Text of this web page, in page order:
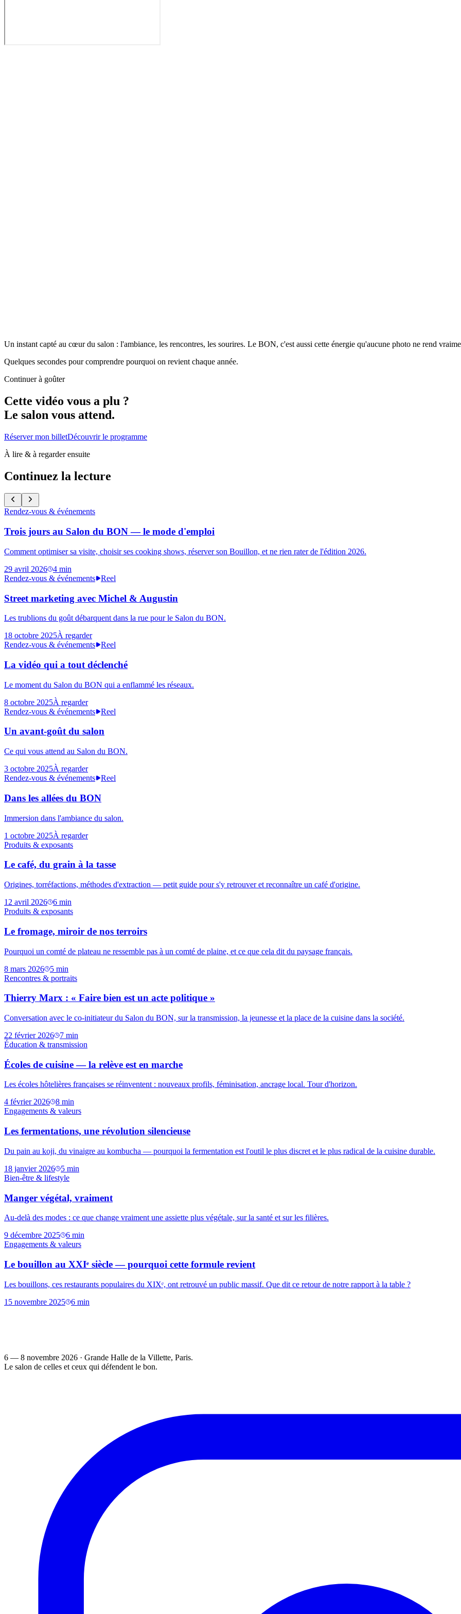
Un instant capté au cœur du salon : l'ambiance, les rencontres, les sourires. Le BON, c'est aussi cette énergie qu'aucune photo ne rend
Quelques secondes pour comprendre pourquoi on revient chaque année.
Continuer à goûter
Cette vidéo vous a plu ?
Le salon vous attend.
Réserver mon billetDécouvrir le programme
À lire & à regarder ensuite
Continuez la lecture
Rendez-vous & événements
Trois jours au Salon du BON — le mode d'emploi
Comment optimiser sa visite, choisir ses cooking shows, réserver son Bouillon, et ne rien rater de l'édition 2026.
29 avril 2026
4 min
Rendez-vous & événements
Reel
Street marketing avec Michel & Augustin
Les trublions du goût débarquent dans la rue pour le Salon du BON.
18 octobre 2025À regarder
Rendez-vous & événements
Reel
La vidéo qui a tout déclenché
Le moment du Salon du BON qui a enflammé les réseaux.
8 octobre 2025À regarder
Rendez-vous & événements
Reel
Un avant-goût du salon
Ce qui vous attend au Salon du BON.
3 octobre 2025À regarder
Rendez-vous & événements
Reel
Dans les allées du BON
Immersion dans l'ambiance du salon.
1 octobre 2025À regarder
Produits & exposants
Le café, du grain à la tasse
Origines, torréfactions, méthodes d'extraction — petit guide pour s'y retrouver et reconnaître un café d'origine.
12 avril 2026
6 min
Produits & exposants
Le fromage, miroir de nos terroirs
Pourquoi un comté de plateau ne ressemble pas à un comté de plaine, et ce que cela dit du paysage français.
8 mars 2026
5 min
Rencontres & portraits
Thierry Marx : « Faire bien est un acte politique »
Conversation avec le co-initiateur du Salon du BON, sur la transmission, la jeunesse et la place de la cuisine dans la société.
22 février 2026
7 min
Éducation & transmission
Écoles de cuisine — la relève est en marche
Les écoles hôtelières françaises se réinventent : nouveaux profils, féminisation, ancrage local. Tour d'horizon.
4 février 2026
8 min
Engagements & valeurs
Les fermentations, une révolution silencieuse
Du pain au koji, du vinaigre au kombucha — pourquoi la fermentation est l'outil le plus discret et le plus radical de la cuisine durable.
18 janvier 2026
5 min
Bien-être & lifestyle
Manger végétal, vraiment
Au-delà des modes : ce que change vraiment une assiette plus végétale, sur la santé et sur les filières.
9 décembre 2025
6 min
Engagements & valeurs
Le bouillon au XXIᵉ siècle — pourquoi cette formule revient
Les bouillons, ces restaurants populaires du XIXᵉ, ont retrouvé un public massif. Que dit ce retour de notre rapport à la table ?
15 novembre 2025
6 min
6 — 8 novembre 2026 · Grande Halle de la Villette, Paris.
Le salon de celles et ceux qui défendent le bon.